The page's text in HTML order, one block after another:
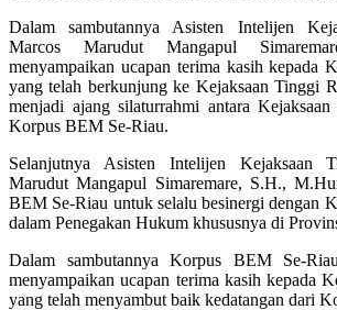
Dalam sambutannya Asisten Intelijen
Marcos Marudut Mangapul
menyampaikan ucapan terima kasih kepada
yang telah berkunjung ke Kejaksaan Tinggi
menjadi ajang silaturrahmi antara
Korpus BEM Se-Riau.
Selanjutnya Asisten Intelijen Kejaksaan
Marudut Mangapul Simaremare, S.H.,
BEM Se-Riau untuk selalu besinergi dengan
dalam Penegakan Hukum khususnya di
Dalam sambutannya Korpus BEM Se-
menyampaikan ucapan terima kasih kepada
yang telah menyambut baik kedatangan dari